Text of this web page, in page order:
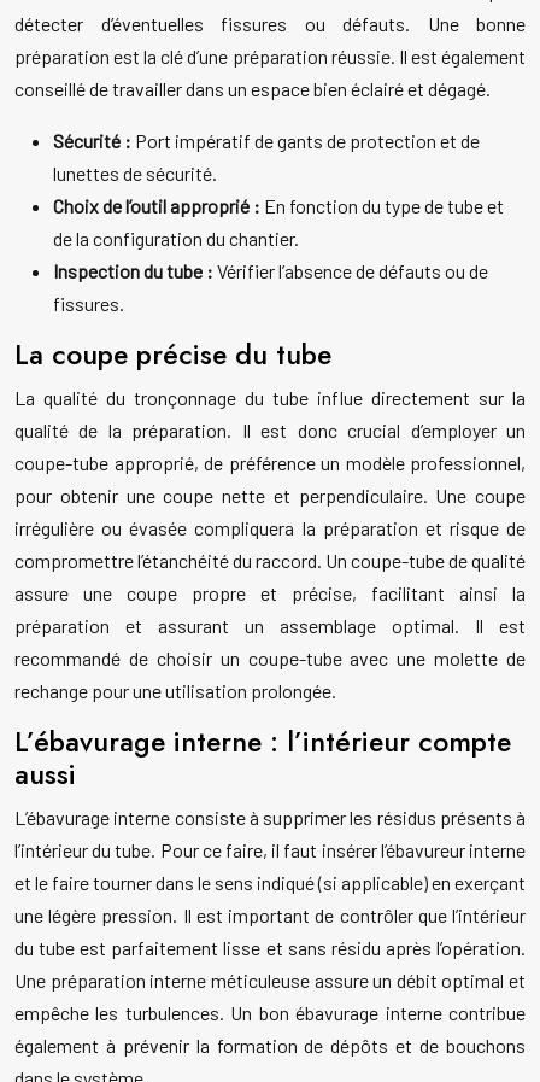
détecter d’éventuelles fissures ou défauts. Une bonne
préparation est la clé d’une préparation réussie. Il est également
conseillé de travailler dans un espace bien éclairé et dégagé.
Sécurité : Port impératif de gants de protection et de
lunettes de sécurité.
Choix de l’outil approprié : En fonction du type de tube et
de la configuration du chantier.
Inspection du tube : Vérifier l’absence de défauts ou de
fissures.
La coupe précise du tube
La qualité du tronçonnage du tube influe directement sur la
qualité de la préparation. Il est donc crucial d’employer un
coupe-tube approprié, de préférence un modèle professionnel,
pour obtenir une coupe nette et perpendiculaire. Une coupe
irrégulière ou évasée compliquera la préparation et risque de
compromettre l’étanchéité du raccord. Un coupe-tube de qualité
assure une coupe propre et précise, facilitant ainsi la
préparation et assurant un assemblage optimal. Il est
recommandé de choisir un coupe-tube avec une molette de
rechange pour une utilisation prolongée.
L’ébavurage interne : l’intérieur compte
aussi
L’ébavurage interne consiste à supprimer les résidus présents à
l’intérieur du tube. Pour ce faire, il faut insérer l’ébavureur interne
et le faire tourner dans le sens indiqué (si applicable) en exerçant
une légère pression. Il est important de contrôler que l’intérieur
du tube est parfaitement lisse et sans résidu après l’opération.
Une préparation interne méticuleuse assure un débit optimal et
empêche les turbulences. Un bon ébavurage interne contribue
également à prévenir la formation de dépôts et de bouchons